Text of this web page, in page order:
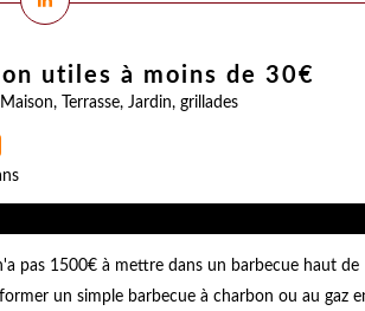
utiles à moins de 30€
Maison, Terrasse, Jardin, grillades
pas 1500€ à mettre dans un barbecue haut de
un simple barbecue à charbon ou au gaz